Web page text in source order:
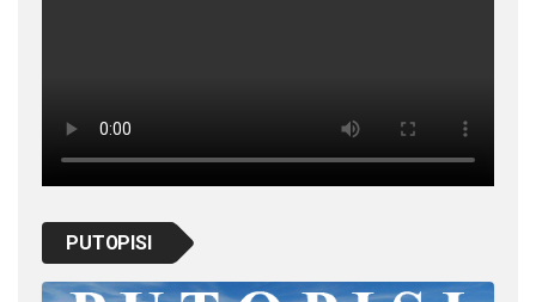
PUTOPISI